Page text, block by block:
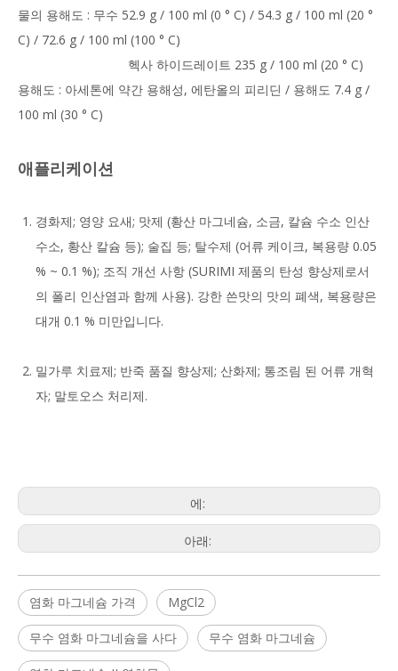
물의 용해도 : 무수 52.9 g / 100 ml (0 ° C) / 54.3 g / 100 ml (20 °
C) / 72.6 g / 100 ml (100 ° C)
헥사 하이드레이트 235 g / 100 ml (20 ° C)
용해도 : 아세톤에 약간 용해성, 에탄올의 피리딘 / 용해도 7.4 g /
100 ml (30 ° C)
애플리케이션
경화제; 영양 요새; 맛제 (황산 마그네슘, 소금, 칼슘 수소 인산
수소, 황산 칼슘 등); 술집 등; 탈수제 (어류 케이크, 복용량 0.05
% ~ 0.1 %); 조직 개선 사항 (SURIMI 제품의 탄성 향상제로서
의 폴리 인산염과 함께 사용). 강한 쓴맛의 맛의 폐색, 복용량은
대개 0.1 % 미만입니다.
밀가루 치료제; 반죽 품질 향상제; 산화제; 통조림 된 어류 개혁
자; 말토오스 처리제.
에:
아래:
염화 마그네슘 가격 MgCl2
무수 염화 마그네슘을 사다 무수 염화 마그네슘